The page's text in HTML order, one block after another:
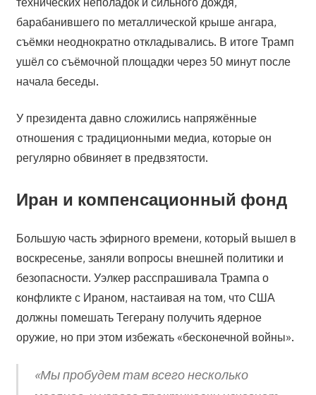
барабанившего по металлической крыше ангара,
съёмки неоднократно откладывались. В итоге Трамп
ушёл со съёмочной площадки через 50 минут после
начала беседы.
У президента давно сложились напряжённые
отношения с традиционными медиа, которые он
регулярно обвиняет в предвзятости.
Иран и компенсационный фонд
Большую часть эфирного времени, который вышел в
воскресенье, заняли вопросы внешней политики и
безопасности. Уэлкер расспрашивала Трампа о
конфликте с Ираном, настаивая на том, что США
должны помешать Тегерану получить ядерное
оружие, но при этом избежать «бесконечной войны».
«Мы пробудем там всего несколько